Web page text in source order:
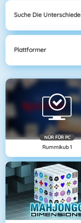
Suche Die Unterschiede
Plattformer
NÜR FÜR PC
Rummikub 1